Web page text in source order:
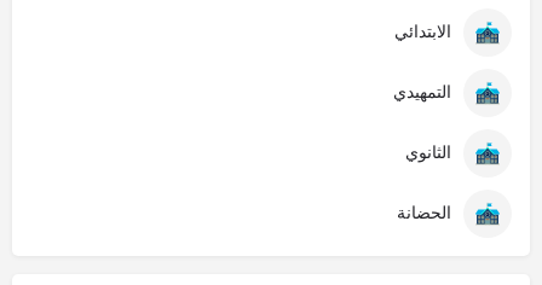
الابتدائي
التمهيدي
الثانوي
الحضانة